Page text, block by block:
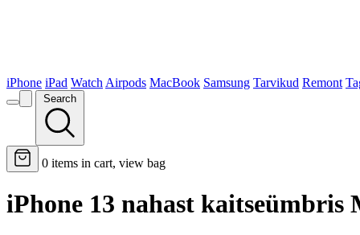
iPhone iPad Watch Airpods MacBook Samsung Tarvikud Remont
Search
0 items in cart, view bag
iPhone 13 nahast kaitseümbris